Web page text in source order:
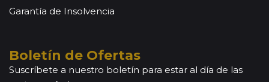
Garantía de Insolvencia
Boletín de Ofertas
Suscríbete a nuestro boletín para estar al día de las